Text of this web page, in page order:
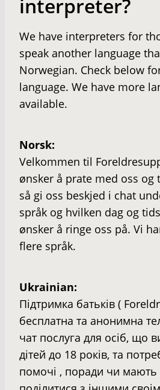
interpreter?
We have interpreters for
speak another language
Norwegian. Check below
language. We have more
available.
Norsk:
Velkommen til
ønsker å prate med oss og
så gi oss beskjed i chat
språk og hvilken dag og
ønsker å ringe oss på. Vi
flere språk.
Ukrainian:
Пiдтримка батькiв (
бесплатна та анонимна
чат послуга для осiб, що
дiтей до 18 рокiв, та
помочi , поради чи мають